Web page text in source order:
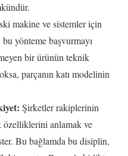
makine ve sistemler için
yönteme başvurmayı
bir ürünün teknik
parçanın katı modelinin
Şirketler rakiplerinin
anlamak ve
Bu bağlamda bu disiplin,